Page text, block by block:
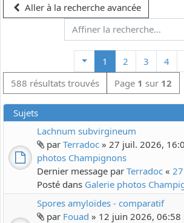
Aller à la recherche avancée
1 2 3 4
588 résultats trouvés
Page 1 sur 12
Sujets
Lachnum subvirgineum
par Terradoc » 27 juil. 2026,
photos Champignons
Dernier message par Terradoc «
Posté dans Galerie photos
Spores amyloïdes - comparatif
par Fouad » 12 juin 2026, 06:58